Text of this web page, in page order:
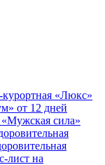
«Люкс»
от 12 дней
сила»
лист на